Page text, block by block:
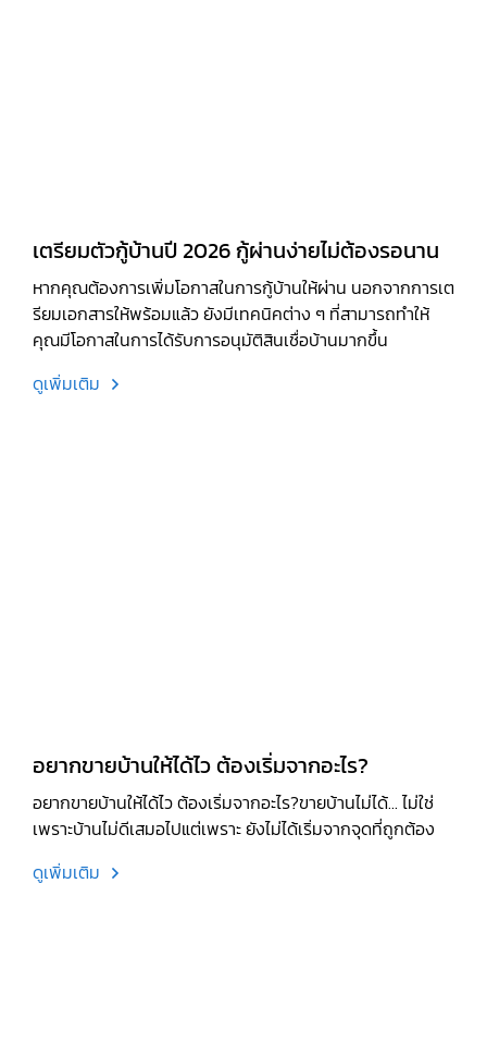
เตรียมตัวกู้บ้านปี 2026 กู้ผ่านง่ายไม่ต้องรอนาน
หากคุณต้องการเพิ่มโอกาสในการกู้บ้านให้ผ่าน นอกจากการเต
รียมเอกสารให้พร้อมแล้ว ยังมีเทคนิคต่าง ๆ ที่สามารถทำให้
คุณมีโอกาสในการได้รับการอนุมัติสินเชื่อบ้านมากขึ้น
ดูเพิ่มเติม
อยากขายบ้านให้ได้ไว ต้องเริ่มจากอะไร?
อยากขายบ้านให้ได้ไว ต้องเริ่มจากอะไร?ขายบ้านไม่ได้... ไม่ใช่
เพราะบ้านไม่ดีเสมอไปแต่เพราะ ยังไม่ได้เริ่มจากจุดที่ถูกต้อง
ดูเพิ่มเติม